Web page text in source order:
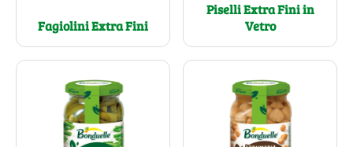
Fagiolini Extra Fini
Piselli Extra Fini in
Vetro